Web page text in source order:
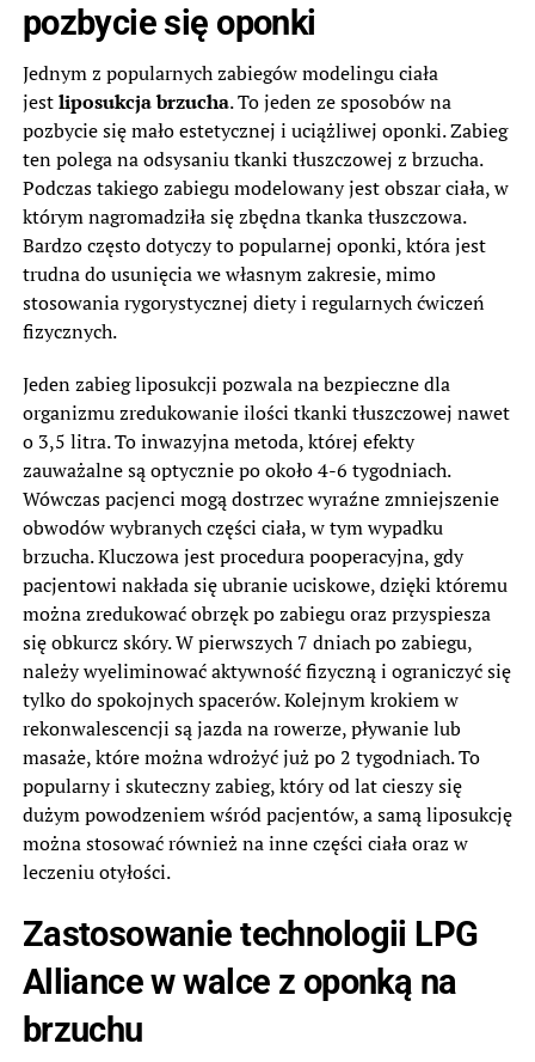
pozbycie się oponki
Jednym z popularnych zabiegów modelingu ciała
jestliposukcja brzucha. To jeden ze sposobów na
pozbycie się mało estetycznej i uciążliwej oponki. Zabieg
ten polega na odsysaniu tkanki tłuszczowej z brzucha.
Podczas takiego zabiegu modelowany jest obszar ciała, w
którym nagromadziła się zbędna tkanka tłuszczowa.
Bardzo często dotyczy to popularnej oponki, która jest
trudna do usunięcia we własnym zakresie, mimo
stosowania rygorystycznej diety i regularnych ćwiczeń
fizycznych.
Jeden zabieg liposukcji pozwala na bezpieczne dla
organizmu zredukowanie ilości tkanki tłuszczowej nawet
o 3,5 litra. To inwazyjna metoda, której efekty
zauważalne są optycznie po około 4-6 tygodniach.
Wówczas pacjenci mogą dostrzec wyraźne zmniejszenie
obwodów wybranych części ciała, w tym wypadku
brzucha. Kluczowa jest procedura pooperacyjna, gdy
pacjentowi nakłada się ubranie uciskowe, dzięki któremu
można zredukować obrzęk po zabiegu oraz przyspiesza
się obkurcz skóry. W pierwszych 7 dniach po zabiegu,
należy wyeliminować aktywność fizyczną i ograniczyć się
tylko do spokojnych spacerów. Kolejnym krokiem w
rekonwalescencji są jazda na rowerze, pływanie lub
masaże, które można wdrożyć już po 2 tygodniach. To
popularny i skuteczny zabieg, który od lat cieszy się
dużym powodzeniem wśród pacjentów, a samą liposukcję
można stosować również na inne części ciała oraz w
leczeniu otyłości.
Zastosowanie technologii LPG
Alliance w walce z oponką na
brzuchu